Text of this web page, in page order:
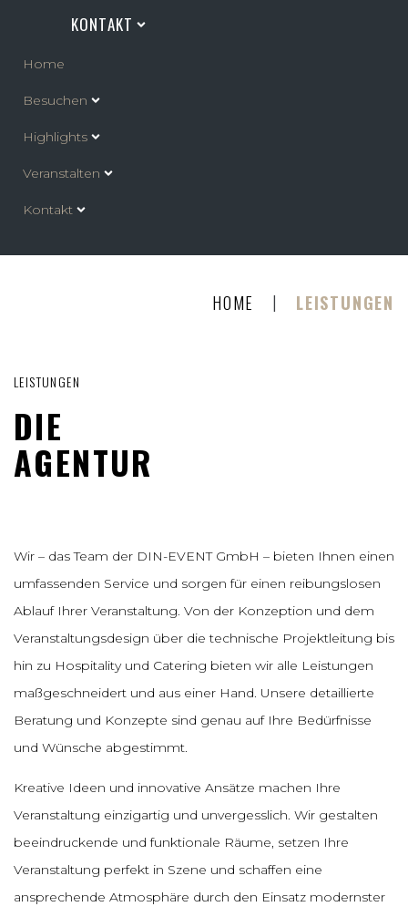
KONTAKT
Home
Besuchen
Highlights
Veranstalten
Kontakt
HOME | LEISTUNGEN
LEISTUNGEN
DIE
AGENTUR
Wir – das Team der DIN-EVENT GmbH – bieten Ihnen einen
umfassenden Service und sorgen für einen reibungslosen
Ablauf Ihrer Veranstaltung. Von der Konzeption und dem
Veranstaltungsdesign über die technische Projektleitung bis
hin zu Hospitality und Catering bieten wir alle Leistungen
maßgeschneidert und aus einer Hand. Unsere detaillierte
Beratung und Konzepte sind genau auf Ihre Bedürfnisse
und Wünsche abgestimmt.
Kreative Ideen und innovative Ansätze machen Ihre
Veranstaltung einzigartig und unvergesslich. Wir gestalten
beeindruckende und funktionale Räume, setzen Ihre
Veranstaltung perfekt in Szene und schaffen eine
ansprechende Atmosphäre durch den Einsatz modernster